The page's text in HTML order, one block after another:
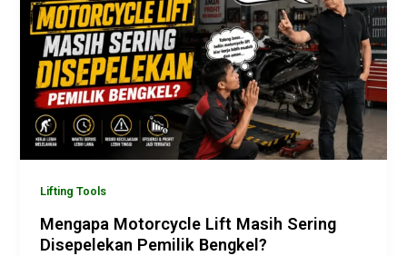
Lifting Tools
Mengapa Motorcycle Lift Masih Sering
Disepelekan Pemilik Bengkel?